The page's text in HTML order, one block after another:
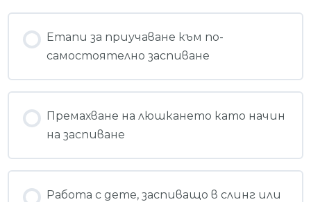
Eтапи за приучаване към по-
самостоятелно заспиване
Премахване на люшкането като начин
на заспиване
Работа с дете, заспиващо в слинг или